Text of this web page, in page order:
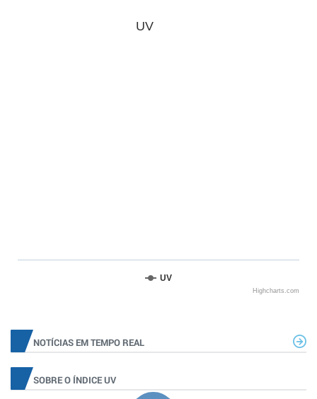
UV
UV
Highcharts.com
NOTÍCIAS EM TEMPO REAL
SOBRE O ÍNDICE UV